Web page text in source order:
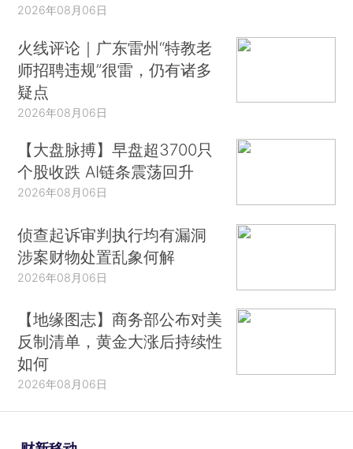
2026年08月06日
火线评论｜广东雷州“特教老
师招聘违规”很雷，仍有诸多
疑点
2026年08月06日
【大盘脉搏】早盘超3700只
个股收跌 AI链条震荡回升
2026年08月06日
侦查起诉审判执行均有漏洞
涉案财物处置乱象何解
2026年08月06日
【地缘图志】商务部公布对美
反制清单，黄金大涨后持续性
如何
2026年08月06日